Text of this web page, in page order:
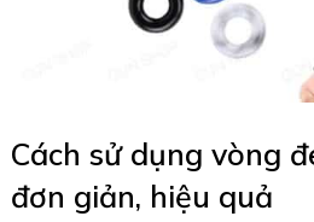
Cách sử dụng vòng
đơn giản, hiệu quả